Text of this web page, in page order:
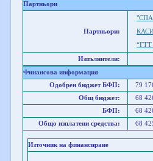
Партньори
Партньори:
Изпълнители:
Финансова информация
Одобрен бюджет БФП:
79
Общ бюджет:
68
БФП:
68
Общо изплатени средства:
68
Източник на финансиране